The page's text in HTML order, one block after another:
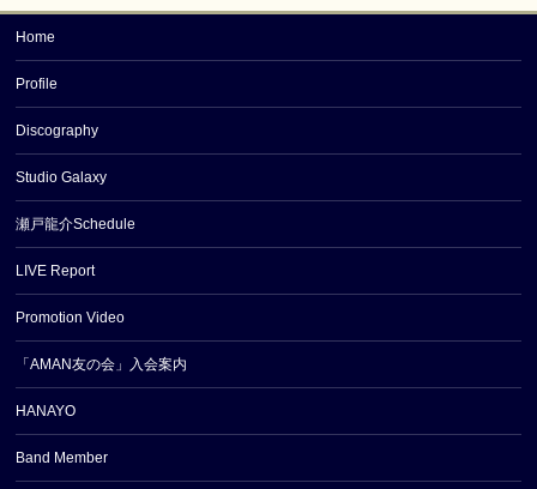
Home
Profile
Discography
Studio Galaxy
瀬戸龍介Schedule
LIVE Report
Promotion Video
「AMAN友の会」入会案内
HANAYO
Band Member